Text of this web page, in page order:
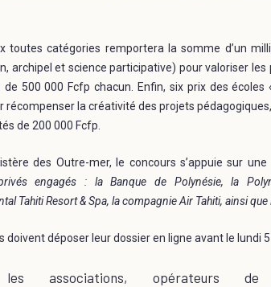
toutes catégories remportera la somme d’un
archipel et science participative) pour valoriser
500 000 Fcfp chacun. Enfin, six prix des
récompenser la créativité des projets
de 200 000 Fcfp.
des Outre-mer, le concours s’appuie sur une
engagés : la Banque de Polynésie, la
Tahiti Resort & Spa, la compagnie Air Tahiti, ainsi
doivent déposer leur dossier en ligne avant le lundi
associations, opérateurs